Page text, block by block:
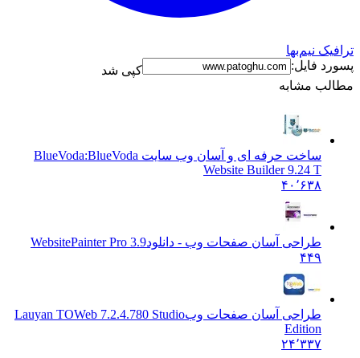
ترافیک نیم‌بها
پسورد فایل:
کپی شد
مطالب مشابه
ساخت حرفه ای و آسان وب سایت BlueVoda: BlueVoda
Website Builder 9.24 T
۴۰٬۶۳۸
طراحی آسان صفحات وب - دانلودWebsitePainter Pro 3.9
۴۴۹
طراحی آسان صفحات وبLauyan TOWeb 7.2.4.780 Studio
Edition
۲۴٬۳۳۷